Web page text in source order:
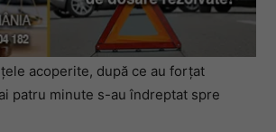
acoperite, după ce au forțat
patru minute s-au îndreptat spre